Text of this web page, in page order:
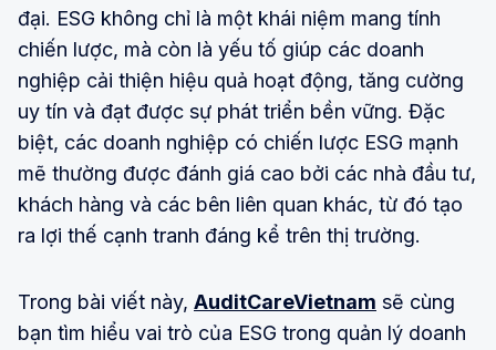
đại. ESG không chỉ là một khái niệm mang tính
chiến lược, mà còn là yếu tố giúp các doanh
nghiệp cải thiện hiệu quả hoạt động, tăng cường
uy tín và đạt được sự phát triển bền vững. Đặc
biệt, các doanh nghiệp có chiến lược ESG mạnh
mẽ thường được đánh giá cao bởi các nhà đầu tư,
khách hàng và các bên liên quan khác, từ đó tạo
ra lợi thế cạnh tranh đáng kể trên thị trường.
Trong bài viết này, AuditCareVietnam sẽ cùng
bạn tìm hiểu vai trò của ESG trong quản lý doanh